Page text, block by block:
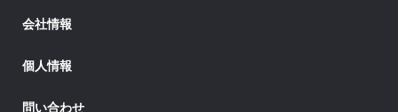
会社情報
個人情報
問い合わせ